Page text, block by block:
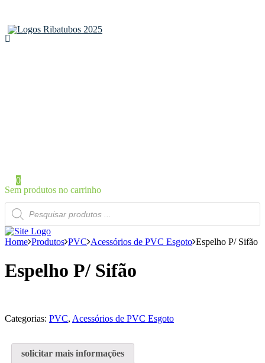
0
Sem produtos no carrinho
Products
search
Home Produtos PVC Acessórios de PVC Esgoto Espelho P/ Sifão
Espelho P/ Sifão
Categorias: PVC, Acessórios de PVC Esgoto
solicitar mais informações